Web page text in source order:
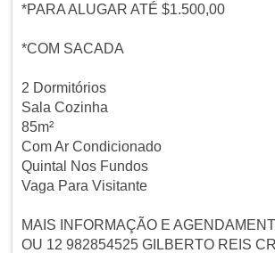
*PARA ALUGAR ATÉ $1.500,00
*COM SACADA
2 Dormitórios
Sala Cozinha
85m²
Com Ar Condicionado
Quintal Nos Fundos
Vaga Para Visitante
MAIS INFORMAÇÃO E
OU 12 982854525 GILBERTO REIS